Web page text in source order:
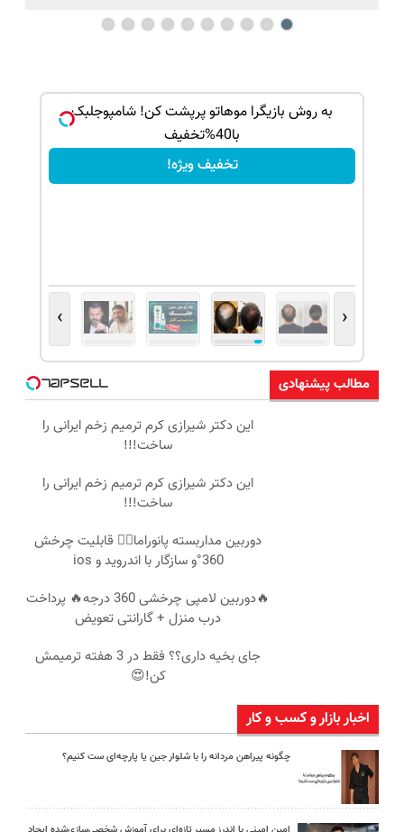
به روش بازیگرا موهاتو پرپشت کن! شامپوجلبک
با40%تخفیف
تخفیف ویژه!
‹
›
مطالب پیشنهادی
این دکتر شیرازی کرم ترمیم زخم ایرانی را
ساخت!!!
این دکتر شیرازی کرم ترمیم زخم ایرانی را
ساخت!!!
دوربین مداربسته پانوراما👈🏻 قابلیت چرخش
360°و سازگار با اندروید و ios
🔥دوربین لامپی چرخشی 360 درجه🔥 پرداخت
درب منزل + گارانتی تعویض
جای بخیه داری؟؟ فقط در 3 هفته ترمیمش
کن!😍
اخبار بازار و کسب و کار
چگونه پیراهن مردانه را با شلوار جین یا پارچه‌ای ست کنیم؟